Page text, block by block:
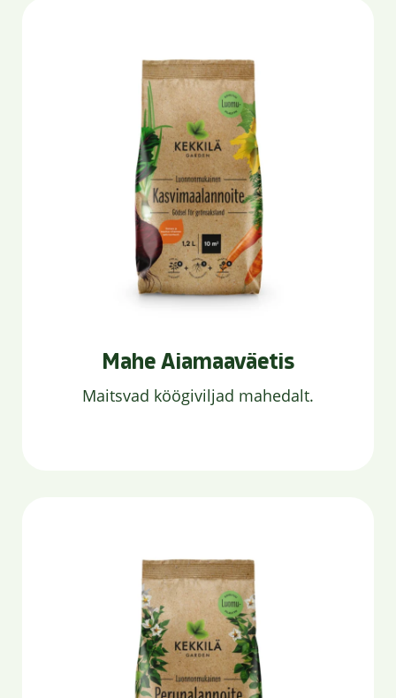
Mahe Aiamaaväetis
Maitsvad köögiviljad mahedalt.